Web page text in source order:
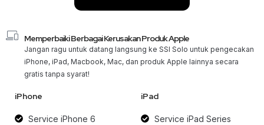
Memperbaiki Berbagai Kerusakan Produk Apple
Jangan ragu untuk datang langsung ke SSI Solo untuk pengecakan
iPhone, iPad, Macbook, Mac, dan produk Apple lainnya secara
gratis tanpa syarat!
iPhone
Service iPhone 6
iPad
Service iPad Series